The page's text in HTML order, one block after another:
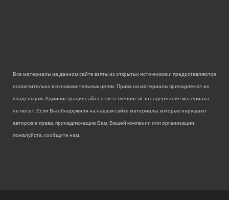
Все материалы на данном сайте взяты из открытых источников и предоставляются
исключительно в ознакомительных целях. Права на материалы принадлежат их
владельцам. Администрация сайта ответственности за содержание материала
не несет. Если Вы обнаружили на нашем сайте материалы, которые нарушают
авторские права, принадлежащие Вам, Вашей компании или организации,
пожалуйста, сообщите нам.